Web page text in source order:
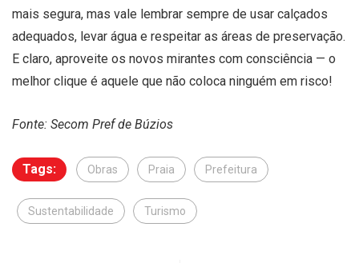
mais segura, mas vale lembrar sempre de usar calçados
adequados, levar água e respeitar as áreas de preservação.
E claro, aproveite os novos mirantes com consciência — o
melhor clique é aquele que não coloca ninguém em risco!
Fonte: Secom Pref de Búzios
Tags: Obras Praia Prefeitura
Sustentabilidade Turismo